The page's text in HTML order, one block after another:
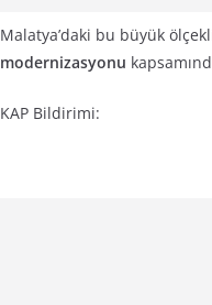
Malatya’daki bu büyük
modernizasyonu
KAP Bildirimi: